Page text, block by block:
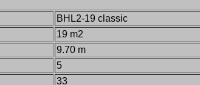
BHL2-19 classic
19 m2
9.70 m
5
33